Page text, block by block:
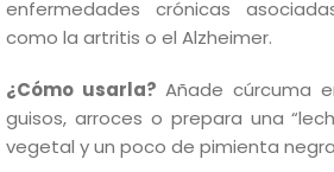
enfermedades crónicas
como la artritis o el Alzheimer.
¿Cómo usarla? Añade cúrcuma
guisos, arroces o prepara una
vegetal y un poco de pimienta